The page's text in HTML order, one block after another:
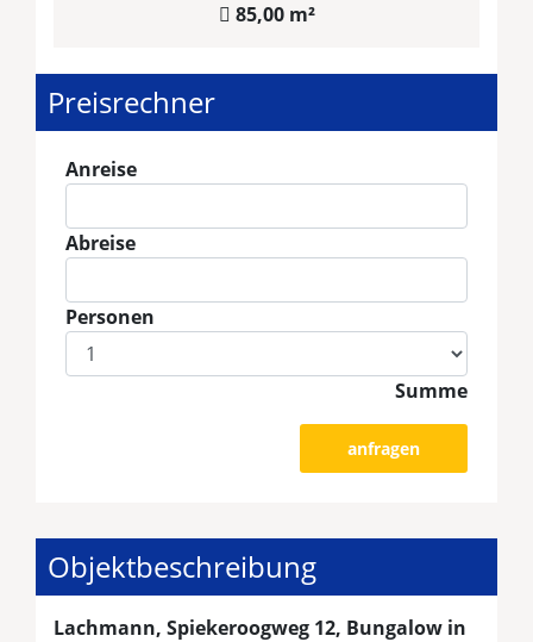
85,00 m²
Preisrechner
Anreise
Abreise
Personen
Summe
anfragen
Objektbeschreibung
Lachmann, Spiekeroogweg 12, Bungalow in